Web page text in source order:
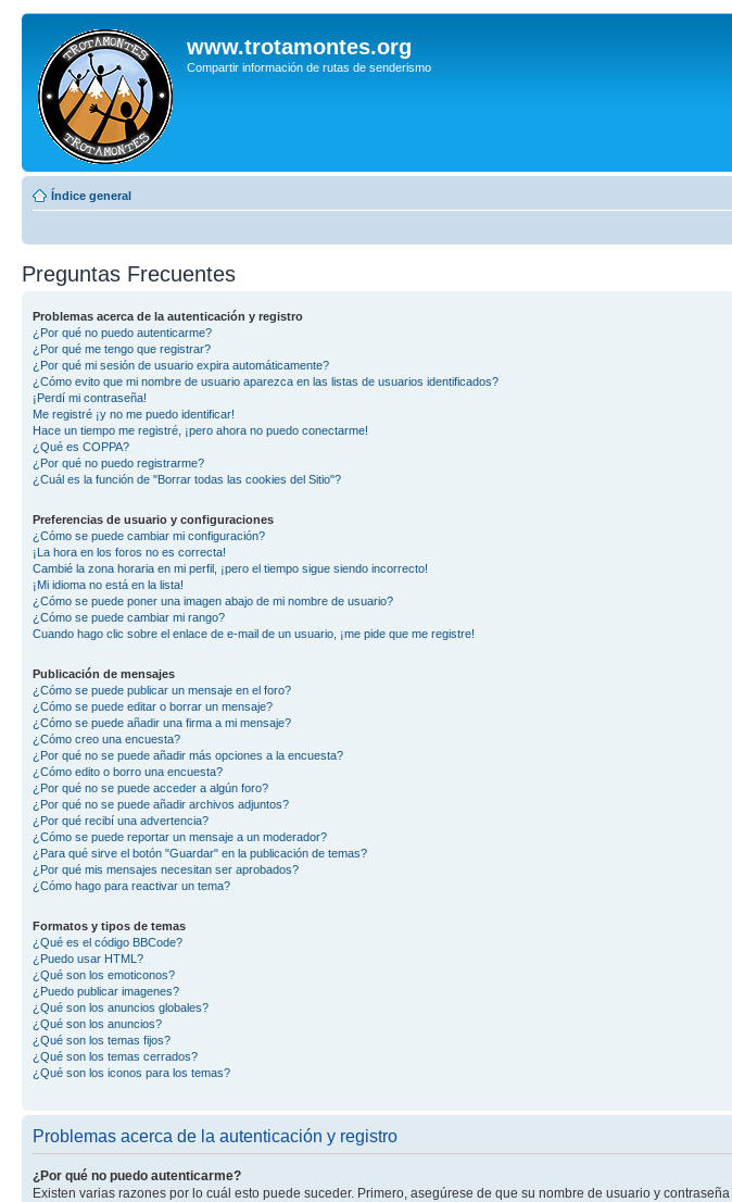
www.trotamontes.org
Compartir información de rutas de senderismo
Índice general
Preguntas Frecuentes
Problemas acerca de la autenticación y registro
¿Por qué no puedo autenticarme?
¿Por qué me tengo que registrar?
¿Por qué mi sesión de usuario expira automáticamente?
¿Cómo evito que mi nombre de usuario aparezca en las listas de usuarios identificados?
¡Perdí mi contraseña!
Me registré ¡y no me puedo identificar!
Hace un tiempo me registré, ¡pero ahora no puedo conectarme!
¿Qué es COPPA?
¿Por qué no puedo registrarme?
¿Cuál es la función de "Borrar todas las cookies del Sitio"?
Preferencias de usuario y configuraciones
¿Cómo se puede cambiar mi configuración?
¡La hora en los foros no es correcta!
Cambié la zona horaria en mi perfil, ¡pero el tiempo sigue siendo incorrecto!
¡Mi idioma no está en la lista!
¿Cómo se puede poner una imagen abajo de mi nombre de usuario?
¿Cómo se puede cambiar mi rango?
Cuando hago clic sobre el enlace de e-mail de un usuario, ¡me pide que me registre!
Publicación de mensajes
¿Cómo se puede publicar un mensaje en el foro?
¿Cómo se puede editar o borrar un mensaje?
¿Cómo se puede añadir una firma a mi mensaje?
¿Cómo creo una encuesta?
¿Por qué no se puede añadir más opciones a la encuesta?
¿Cómo edito o borro una encuesta?
¿Por qué no se puede acceder a algún foro?
¿Por qué no se puede añadir archivos adjuntos?
¿Por qué recibí una advertencia?
¿Cómo se puede reportar un mensaje a un moderador?
¿Para qué sirve el botón "Guardar" en la publicación de temas?
¿Por qué mis mensajes necesitan ser aprobados?
¿Cómo hago para reactivar un tema?
Formatos y tipos de temas
¿Qué es el código BBCode?
¿Puedo usar HTML?
¿Qué son los emoticonos?
¿Puedo publicar imagenes?
¿Qué son los anuncios globales?
¿Qué son los anuncios?
¿Qué son los temas fijos?
¿Qué son los temas cerrados?
¿Qué son los iconos para los temas?
Problemas acerca de la autenticación y registro
¿Por qué no puedo autenticarme?
Existen varias razones por lo cuál esto puede suceder. Primero, asegúrese de que su nombre de usuario y